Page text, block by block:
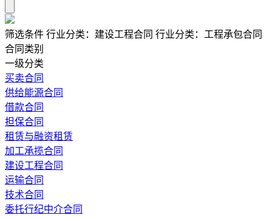
筛选条件 行业分类： 建设工程合同 行业分类： 工程承包合同
合同类别
一级分类
买卖合同
供给能源合同
借款合同
担保合同
租赁与融资租赁
加工承揽合同
建设工程合同
运输合同
技术合同
委托行纪中介合同